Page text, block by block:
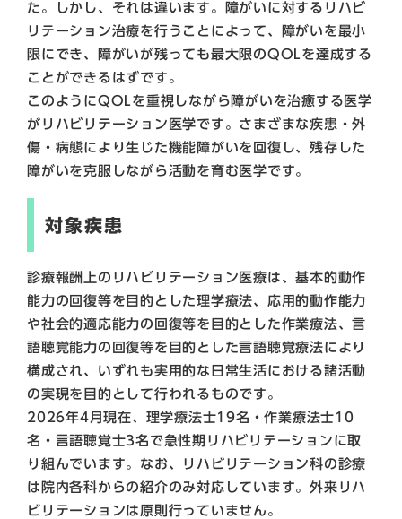
た。しかし、それは違います。障がいに対するリハビ
リテーション治療を行うことによって、障がいを最小
限にでき、障がいが残っても最大限のQOLを達成する
ことができるはずです。
このようにQOLを重視しながら障がいを治癒する医学
がリハビリテーション医学です。さまざまな疾患・外
傷・病態により生じた機能障がいを回復し、残存した
障がいを克服しながら活動を育む医学です。
対象疾患
診療報酬上のリハビリテーション医療は、基本的動作
能力の回復等を目的とした理学療法、応用的動作能力
や社会的適応能力の回復等を目的とした作業療法、言
語聴覚能力の回復等を目的とした言語聴覚療法により
構成され、いずれも実用的な日常生活における諸活動
の実現を目的として行われるものです。
2026年4月現在、理学療法士19名・作業療法士10
名・言語聴覚士3名で急性期リハビリテーションに取
り組んでいます。なお、リハビリテーション科の診療
は院内各科からの紹介のみ対応しています。外来リハ
ビリテーションは原則行っていません。